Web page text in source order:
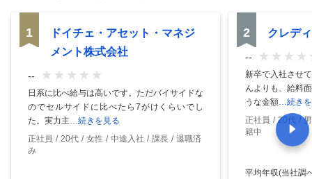
1
ドイチェ・アセット・マネジ
メント株式会社
--
日系に比べ給与は高いです。ただバイサイドな
のでセルサイドに比べたら7がけくらいでし
た。実力主…続きを見る
正社員
20代 女性 中途入社 課長
退職済
み
2 クレデ
--
新卒で入社させ
んよりも、給料
うな金額…続き
正社員
20代
籍中
平均年収(当社調